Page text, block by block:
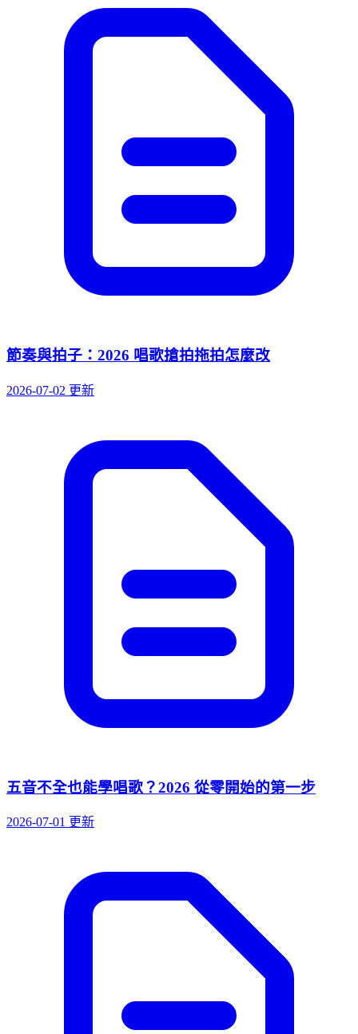
節奏與拍子：2026 唱歌搶拍拖拍怎麼改
2026-07-02 更新
五音不全也能學唱歌？2026 從零開始的第一步
2026-07-01 更新